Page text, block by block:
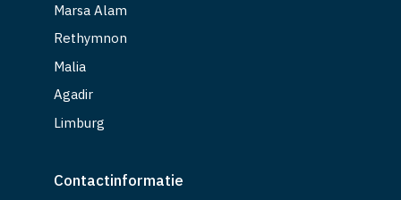
Marsa Alam
Rethymnon
Malia
Agadir
Limburg
Contactinformatie